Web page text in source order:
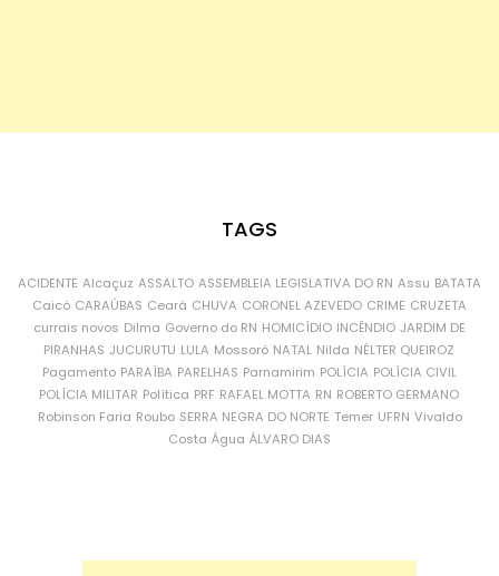
TAGS
ACIDENTE Alcaçuz ASSALTO ASSEMBLEIA LEGISLATIVA DO RN Assu BATATA
Caicó CARAÚBAS Ceará CHUVA CORONEL AZEVEDO CRIME CRUZETA
currais novos Dilma Governo do RN HOMICÍDIO INCÊNDIO JARDIM DE
PIRANHAS JUCURUTU LULA Mossoró NATAL Nilda NÉLTER QUEIROZ
Pagamento PARAÍBA PARELHAS Parnamirim POLÍCIA POLÍCIA CIVIL
POLÍCIA MILITAR Política PRF RAFAEL MOTTA RN ROBERTO GERMANO
Robinson Faria Roubo SERRA NEGRA DO NORTE Temer UFRN Vivaldo
Costa Água ÁLVARO DIAS